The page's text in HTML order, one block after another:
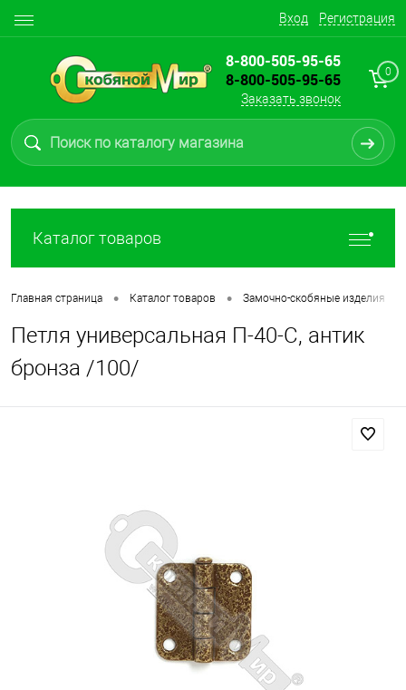
Вход Регистрация
8-800-505-95-65
8-800-505-95-65
Заказать звонок
0
Каталог товаров
Главная страница • Каталог товаров • Замочно-скобяные изделия
Петля универсальная П-40-С, антик
бронза /100/